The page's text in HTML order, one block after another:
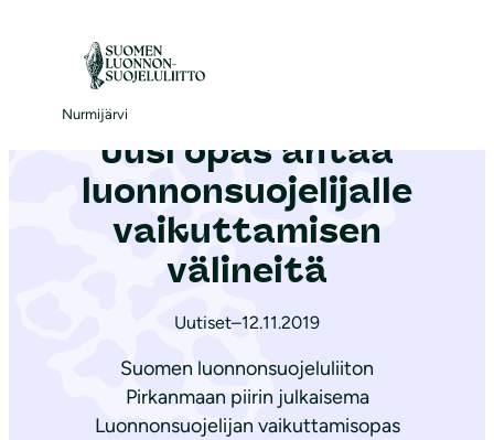
Nurmijärvi
Etusivu|Ajankohtaista
Uusi opas antaa
luon­non­suo­je­li­jal­le
vaikuttamisen
välineitä
Uutiset–12.11.2019
Suomen luonnonsuojeluliiton
Pirkanmaan piirin julkaisema
Luonnonsuojelijan vaikuttamisopas